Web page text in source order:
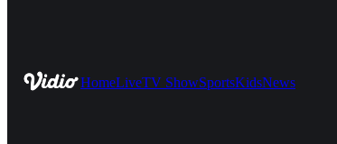
HomeLiveTV ShowSportsKidsNews